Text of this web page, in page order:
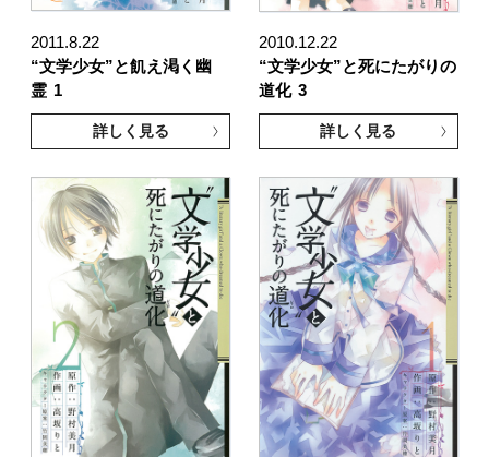
2011.8.22
“文学少女”と飢え渇く幽
霊 1
詳しく見る
2010.12.22
“文学少女”と死にたがりの
道化 3
詳しく見る